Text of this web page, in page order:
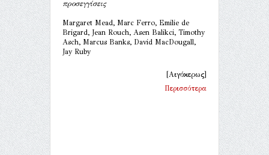
προσεγγίσεις
Margaret Mead, Marc Ferro, Emilie de
Brigard, Jean Rouch, Asen Balikci, Timothy
Asch, Marcus Banks, David MacDougall,
Jay Ruby
[Αιγόκερως]
Περισσότερα